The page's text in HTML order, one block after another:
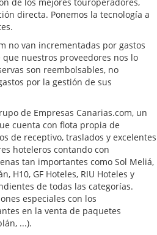
directa. Ponemos la tecnología a
no van incrementadas por gastos
nuestros proveedores nos lo
son reembolsables, no
por la gestión de sus
de Empresas Canarias.com, un
cuenta con flota propia de
de receptivo, traslados y excelentes
hoteleros contando con
tan importantes como Sol Meliá,
H10, GF Hoteles, RIU Hoteles y
de todas las categorías.
especiales con los
en la venta de paquetes
...).